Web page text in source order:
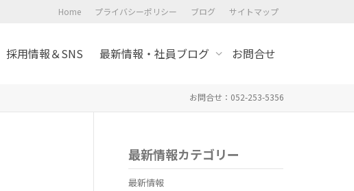
Home プライバシーポリシー ブログ サイトマップ
採用情報＆SNS 最新情報・社員ブログ お問合せ
お問合せ：052-253-5356
最新情報カテゴリー
最新情報